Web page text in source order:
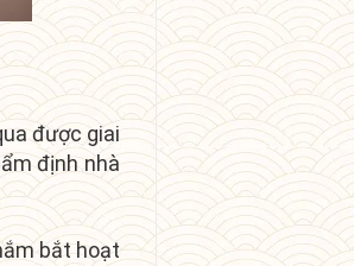
được giai
định nhà
bắt hoạt